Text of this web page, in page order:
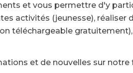
et vous permettre d'y
activités (jeunesse),
téléchargeable
et de nouvelles sur